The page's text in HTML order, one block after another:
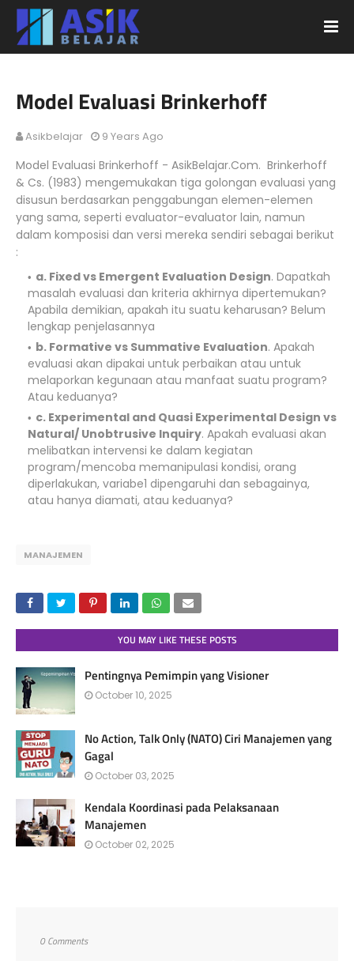
Model Evaluasi Brinkerhoff
Asikbelajar 9 Years Ago
Model Evaluasi Brinkerhoff - AsikBelajar.Com. Brinkerhoff
& Cs. (1983) mengemukakan tiga golongan evaluasi yang
disusun berdasarkan penggabungan elemen-elemen
yang sama, seperti evaluator-evaluator lain, namun
dalam komposisi dan versi mereka sendiri sebagai berikut
:
a. Fixed vs Emergent Evaluation Design. Dapatkah
masalah evaluasi dan kriteria akhirnya dipertemukan?
Apabila demikian, apakah itu suatu keharusan? Belum
lengkap penjelasannya
b. Formative vs Summative Evaluation. Apakah
evaluasi akan dipakai untuk perbaikan atau untuk
melaporkan kegunaan atau manfaat suatu program?
Atau keduanya?
c. Experimental and Quasi Experimental Design vs
Natural/ Unobtrusive Inquiry. Apakah evaluasi akan
melibatkan intervensi ke dalam kegiatan
program/mencoba memanipulasi kondisi, orang
diperlakukan, variabe1 dipengaruhi dan sebagainya,
atau hanya diamati, atau keduanya?
MANAJEMEN
YOU MAY LIKE THESE POSTS
Pentingnya Pemimpin yang Visioner
October 10, 2025
No Action, Talk Only (NATO) Ciri Manajemen yang
Gagal
October 03, 2025
Kendala Koordinasi pada Pelaksanaan
Manajemen
October 02, 2025
0 Comments